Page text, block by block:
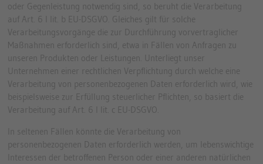
oder Gegenleistung notwendig sind, so beruht die Verarbeitung
auf Art. 6 I lit. b EU-DSGVO. Gleiches gilt für solche
Verarbeitungsvorgänge die zur Durchführung vorvertraglicher
Maßnahmen erforderlich sind, etwa in Fällen von Anfragen zu
unseren Produkten oder Leistungen. Unterliegt unser
Unternehmen einer rechtlichen Verpflichtung durch welche eine
Verarbeitung von personenbezogenen Daten erforderlich wird, wie
beispielsweise zur Erfüllung steuerlicher Pflichten, so basiert die
Verarbeitung auf Art. 6 I lit. c EU-DSGVO.
In seltenen Fällen könnte die Verarbeitung von
personenbezogenen Daten erforderlich werden, um lebenswichtige
Interessen der betroffenen Person oder einer anderen natürlichen